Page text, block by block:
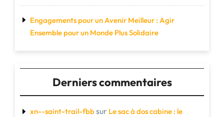
Engagements pour un Avenir Meilleur : Agir
Ensemble pour un Monde Plus Solidaire
Derniers commentaires
xn--saint-trail-fbbsur Le sac à dos cabine : le